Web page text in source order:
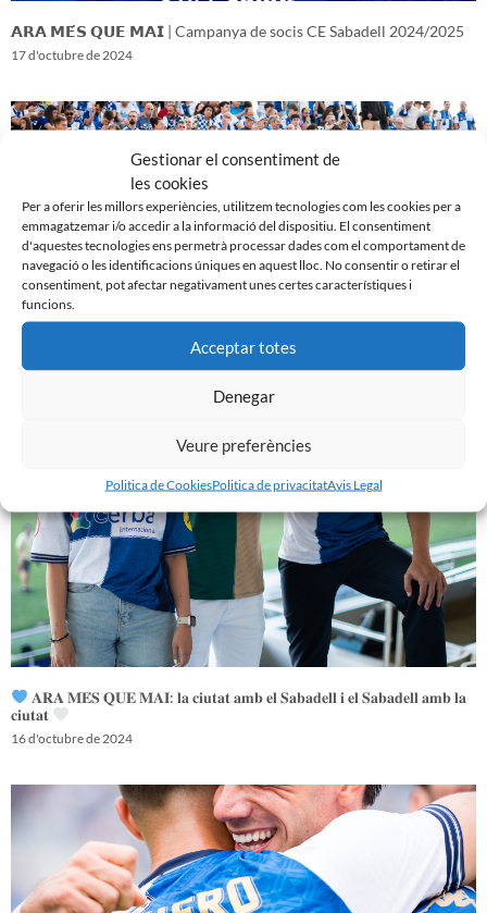
Gestionar el consentiment de
les cookies
Per a oferir les millors experiències, utilitzem tecnologies com les cookies per a
emmagatzemar i/o accedir a la informació del dispositiu. El consentiment
d'aquestes tecnologies ens permetrà processar dades com el comportament de
navegació o les identificacions úniques en aquest lloc. No consentir o retirar el
consentiment, pot afectar negativament unes certes característiques i
funcions.
Acceptar totes
Denegar
Veure preferències
Politica de CookiesPolitica de privacitatAvis Legal
𝗔𝗥𝗔 𝗠𝗘́𝗦 𝗤𝗨𝗘 𝗠𝗔𝗜 | Campanya de socis CE Sabadell 2024/2025
17 d'octubre de 2024
𝑽𝒆𝒏𝒊𝒎 𝒅’𝒖𝒏𝒂 𝒈𝒓𝒂𝒏 𝒃𝒂𝒕𝒂𝒍𝒍𝒂…𝒊 𝒂𝒏𝒆𝒎 𝒂 𝒑𝒆𝒓 𝒍𝒂 𝒔𝒆𝒈𝒖̈𝒆𝒏𝒕
𝐀𝐑𝐀 𝐌𝐄́𝐒 𝐐𝐔𝐄 𝐌𝐀𝐈: 𝐥𝐚 𝐜𝐢𝐮𝐭𝐚𝐭 𝐚𝐦𝐛 𝐞𝐥 𝐒𝐚𝐛𝐚𝐝𝐞𝐥𝐥 𝐢 𝐞𝐥 𝐒𝐚𝐛𝐚𝐝𝐞𝐥𝐥 𝐚𝐦𝐛 𝐥𝐚
𝐜𝐢𝐮𝐭𝐚𝐭
16 d'octubre de 2024